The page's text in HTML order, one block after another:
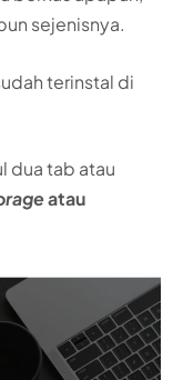
sejenisnya.
terinstal di
dua tab atau
atau